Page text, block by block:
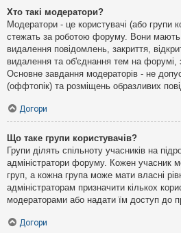
Хто такі модератори?
Модератори - це користувачі (або групи
стежать за роботою форуму. Вони мають
видалення повідомлень, закриття,
видалення та об'єднання тем на форумі,
Основне завдання модераторів - не
(оффтопік) та розміщень образливих
Догори
Що таке групи користувачів?
Групи ділять спільноту учасників на
адміністратори форуму. Кожен учасник
груп, а кожна група може мати власні
адміністраторам призначити кількох
модераторами або надати їм доступ до
Догори